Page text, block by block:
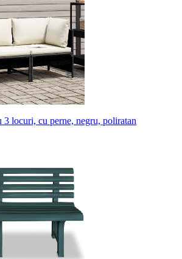
3 locuri, cu perne, negru, poliratan